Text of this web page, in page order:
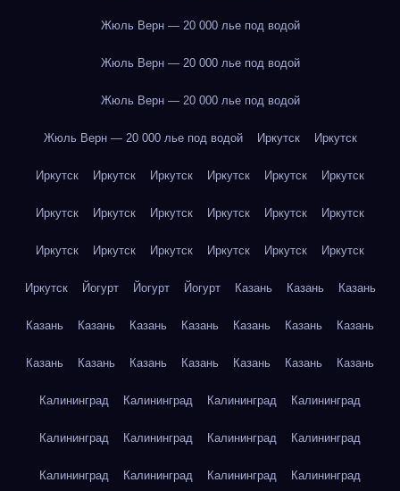
Жюль Верн — 20 000 лье под водой
Жюль Верн — 20 000 лье под водой
Жюль Верн — 20 000 лье под водой
Жюль Верн — 20 000 лье под водой Иркутск Иркутск
Иркутск Иркутск Иркутск Иркутск Иркутск Иркутск
Иркутск Иркутск Иркутск Иркутск Иркутск Иркутск
Иркутск Иркутск Иркутск Иркутск Иркутск Иркутск
Иркутск Йогурт Йогурт Йогурт Казань Казань Казань
Казань Казань Казань Казань Казань Казань Казань
Казань Казань Казань Казань Казань Казань Казань
Калининград Калининград Калининград Калининград
Калининград Калининград Калининград Калининград
Калининград Калининград Калининград Калининград